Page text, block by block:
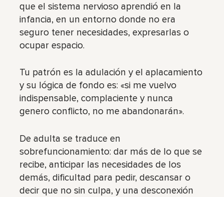
que el sistema nervioso aprendió en la
infancia, en un entorno donde no era
seguro tener necesidades, expresarlas o
ocupar espacio.
Tu patrón es la adulación y el aplacamiento
y su lógica de fondo es: «si me vuelvo
indispensable, complaciente y nunca
genero conflicto, no me abandonarán».
De adulta se traduce en
sobrefuncionamiento: dar más de lo que se
recibe, anticipar las necesidades de los
demás, dificultad para pedir, descansar o
decir que no sin culpa, y una desconexión